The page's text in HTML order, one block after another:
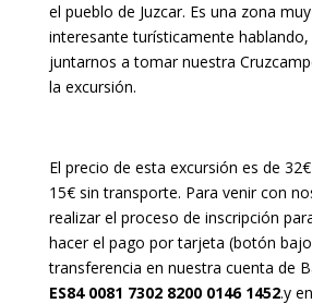
el pueblo de Juzcar. Es una zona
interesante turísticamente hablando,
juntarnos a tomar nuestra
la excursión.
El precio de esta excursión es de
15€ sin transporte. Para venir con
realizar el proceso de inscripción
hacer el pago por tarjeta (botón
transferencia en nuestra cuenta de
ES84 0081 7302 8200 0146 1452.y